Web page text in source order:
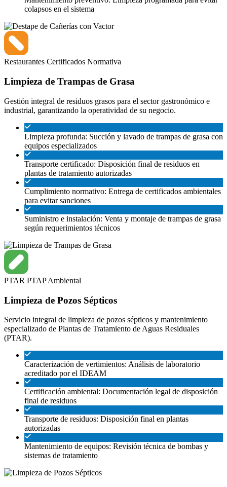
colapsos en el sistema
Restaurantes Certificados Normativa
Limpieza de Trampas de Grasa
Gestión integral de residuos grasos para el sector gastronómico e
industrial, garantizando la operatividad de su negocio.
Limpieza profunda: Succión y lavado de trampas de grasa con
equipos especializados
Transporte certificado: Disposición final de residuos en
plantas de tratamiento autorizadas
Cumplimiento normativo: Entrega de certificados ambientales
para evitar sanciones
Suministro e instalación: Venta y montaje de trampas de grasa
según requerimientos técnicos
PTAR PTAPAmbiental
Limpieza de Pozos Sépticos
Servicio integral de limpieza de pozos sépticos y mantenimiento
especializado de Plantas de Tratamiento de Aguas Residuales
(PTAR).
Caracterización de vertimientos: Análisis de laboratorio
acreditado por el IDEAM
Certificación ambiental: Documentación legal de disposición
final de residuos
Transporte de residuos: Disposición final en plantas
autorizadas
Mantenimiento de equipos: Revisión técnica de bombas y
sistemas de tratamiento